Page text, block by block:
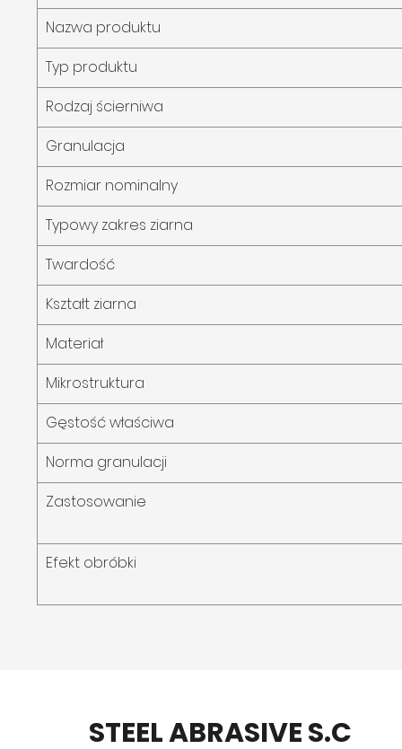
Nazwa produktu
Typ produktu
Rodzaj ścierniwa
Granulacja
Rozmiar nominalny
Typowy zakres ziarna
Twardość
Kształt ziarna
Materiał
Mikrostruktura
Gęstość właściwa
Norma granulacji
Zastosowanie
Efekt obróbki
STEEL ABRASIVE S.C